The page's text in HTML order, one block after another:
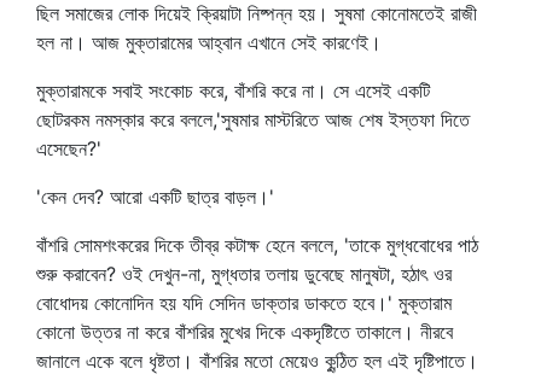
ছিল সমাজের লোক দিয়েই ক্রিয়াটা নিষ্পন্ন হয়। সুষমা কোনোমতেই রাজী
হল না। আজ মুক্তারামের আহ্বান এখানে সেই কারণেই।
মুক্তারামকে সবাই সংকোচ করে, বাঁশরি করে না। সে এসেই একটি
ছোটরকম নমস্কার করে বললে,'সুষমার মাস্টরিতে আজ শেষ ইস্তফা দিতে
এসেছেন?'
'কেন দেব? আরো একটি ছাত্র বাড়ল।'
বাঁশরি সোমশংকরের দিকে তীব্র কটাক্ষ হেনে বললে, 'তাকে মুগ্ধবোধের পাঠ
শুরু করাবেন? ওই দেখুন-না, মুগ্ধতার তলায় ডুবেছে মানুষটা, হঠাৎ ওর
বোধোদয় কোনোদিন হয় যদি সেদিন ডাক্তার ডাকতে হবে।' মুক্তারাম
কোনো উত্তর না করে বাঁশরির মুখের দিকে একদৃষ্টিতে তাকালে। নীরবে
জানালে একে বলে ধৃষ্টতা। বাঁশরির মতো মেয়েও কুন্ঠিত হল এই দৃষ্টিপাতে।